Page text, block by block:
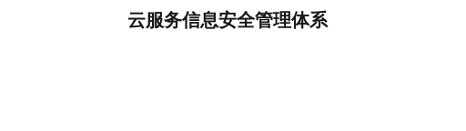
云服务信息安全管理体系